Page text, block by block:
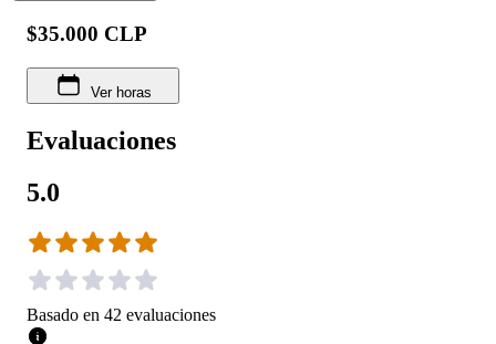
$35.000 CLP
Ver horas
Evaluaciones
5.0
Basado en 42 evaluaciones